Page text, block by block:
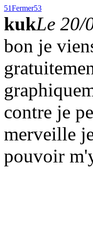
51Fermer53
kukLe 20/
bon je
contre je
merveille
pouvoir